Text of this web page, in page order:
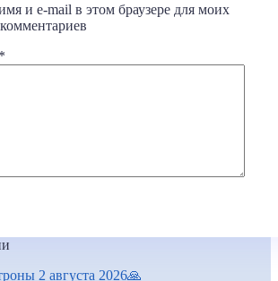
и e-mail в этом браузере для моих
*
2 августа 2026🙏